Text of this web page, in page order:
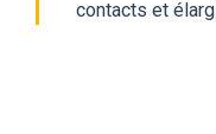
contacts et